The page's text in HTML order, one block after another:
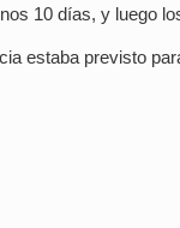
10 días, y luego
estaba previsto